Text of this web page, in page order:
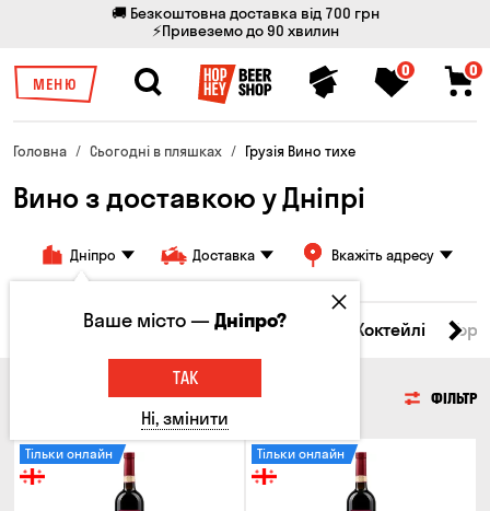
🚚 Безкоштовна доставка від 700 грн
⚡Привеземо до 90 хвилин
МЕНЮ
0 0
Головна Сьогодні в пляшках Грузія Вино тихе
Вино з доставкою у Дніпрі
Дніпро Доставка Вкажіть адресу
Пиво Сидр Вино Коктейлі
ФІЛЬТР
Тільки онлайн Тільки онлайн
Ваше місто —Дніпро?
ТАК
Ні, змінити